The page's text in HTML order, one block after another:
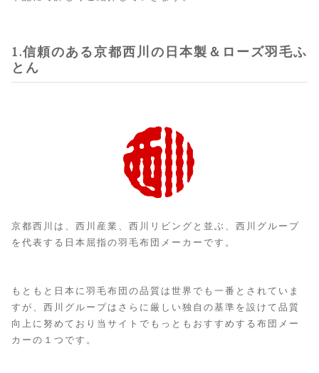
1.信頼のある京都西川の日本製＆ローズ羽毛ふ
とん
京都西川は、西川産業、西川リビングと並ぶ、西川グループ
を代表する日本屈指の羽毛布団メーカーです。
もともと日本に羽毛布団の品質は世界でも一番とされていま
すが、西川グループはさらに厳しい独自の基準を設けて品質
向上に努めており当サイトでもっともおすすめする布団メー
カーの１つです。